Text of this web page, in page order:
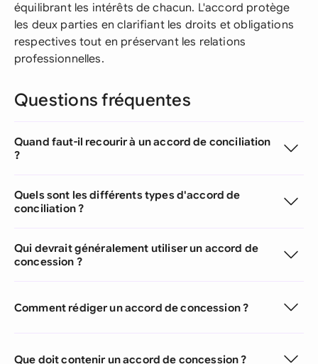
équilibrant les intérêts de chacun. L'accord protège
les deux parties en clarifiant les droits et obligations
respectives tout en préservant les relations
professionnelles.
Questions fréquentes
Quand faut-il recourir à un accord de conciliation
?
Quels sont les différents types d'accord de
conciliation ?
Qui devrait généralement utiliser un accord de
concession ?
Comment rédiger un accord de concession ?
Que doit contenir un accord de concession ?